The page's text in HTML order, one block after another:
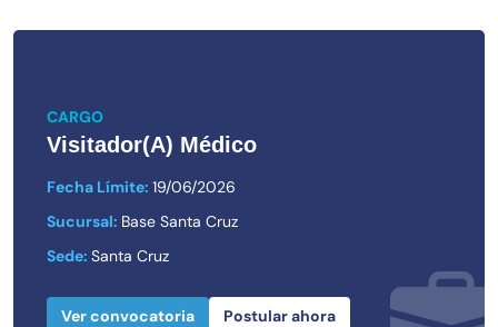
CARGO
Visitador(a) Médico
Fecha Límite: 19/06/2026
Sucursal: Base Santa Cruz
Sede: Santa Cruz
Ver convocatoria Postular ahora